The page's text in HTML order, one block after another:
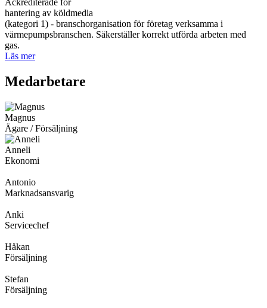
Ackrediterade för
hantering av köldmedia
(kategori 1) - branschorganisation för företag verksamma i
värmepumpsbranschen. Säkerställer korrekt utförda arbeten med
gas.
Läs mer
Medarbetare
Magnus
Ägare / Försäljning
Anneli
Ekonomi
Antonio
Marknadsansvarig
Anki
Servicechef
Håkan
Försäljning
Stefan
Försäljning